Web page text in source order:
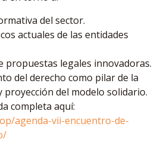
del sector.
actuales de las entidades
propuestas legales innovadoras.
del derecho como pilar de la
proyección del modelo solidario.
completa aquí:
agenda-vii-encuentro-de-